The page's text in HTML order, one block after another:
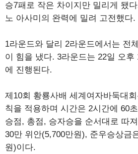
승7패로 작은 차이지만 밀리게 됐
노 아사미의 완력에 밀려 고전했다.
1라운드와 달리 2라운드에서는 전
이 힘을 냈다. 3라운드는 22일 오후
에 진행된다.
제10회 황룡사배 세계여자바둑대
칙을 적용하며 시간은 2시간에 60
승점, 총점, 승자승을 순서대로 따
30만 위안(5,700만원), 준우승상금
원)이다.